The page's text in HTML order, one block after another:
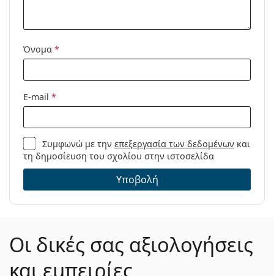
Ναι
Οι φακοί επαφής Lenjoy 1 Day Comfort είναι μια
πιθανή επιλογή προς αντικατάσταση από τους:
Όνομα *
E-mail *
Συμφωνώ με τηνεπεξεργασία των δεδομένων και
τη δημοσίευση του σχολίου στην ιστοσελίδα
Υποβολή
Οι δικές σας αξιολογήσεις
και εμπειρίες